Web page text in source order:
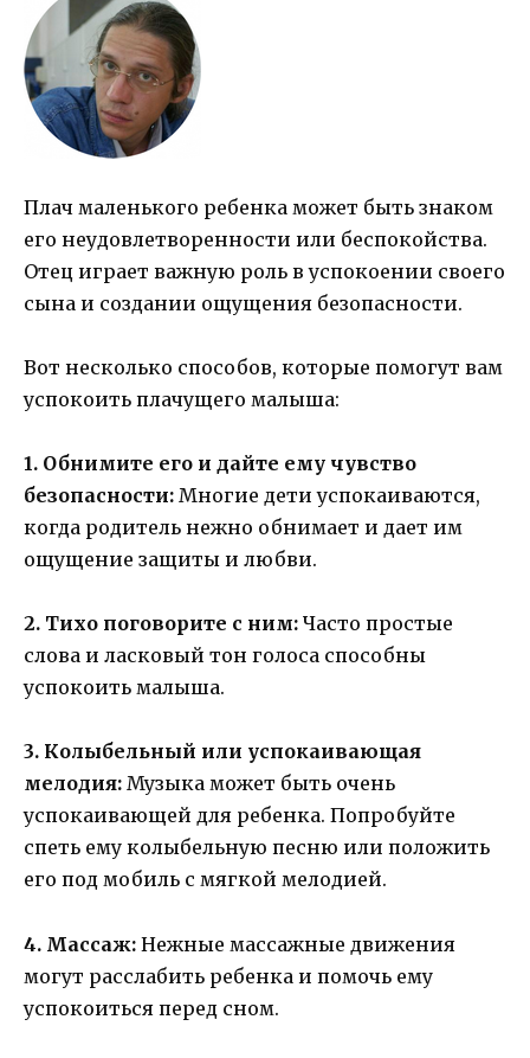
Плач маленького ребенка может быть знаком
его неудовлетворенности или беспокойства.
Отец играет важную роль в успокоении своего
сына и создании ощущения безопасности.
Вот несколько способов, которые помогут вам
успокоить плачущего малыша:
1. Обнимите его и дайте ему чувство
безопасности: Многие дети успокаиваются,
когда родитель нежно обнимает и дает им
ощущение защиты и любви.
2. Тихо поговорите с ним: Часто простые
слова и ласковый тон голоса способны
успокоить малыша.
3. Колыбельный или успокаивающая
мелодия: Музыка может быть очень
успокаивающей для ребенка. Попробуйте
спеть ему колыбельную песню или положить
его под мобиль с мягкой мелодией.
4. Массаж: Нежные массажные движения
могут расслабить ребенка и помочь ему
успокоиться перед сном.